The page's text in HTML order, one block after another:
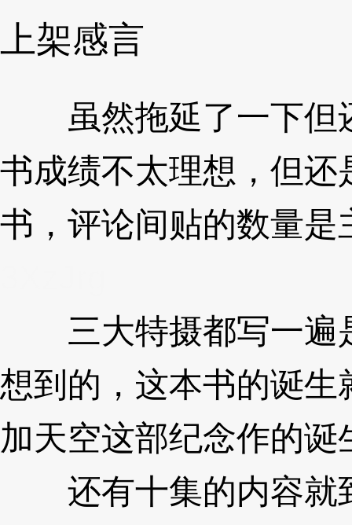
上架感言
虽然拖延了一下但
书成绩不太理想，但还
书，评论间贴的数量
三大特摄都写一遍
想到的，这本书的诞
加天空这部纪念作的诞
还有十集的内容就